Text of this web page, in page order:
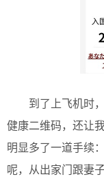
到了上飞机时
健康二维码，还让
明显多了一道手续
呢，从出家门跟妻